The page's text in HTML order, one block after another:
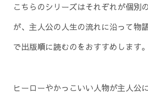
こちらのシリーズはそれぞれが個別
が、主人公の人生の流れに沿って物
で出版順に読むのをおすすめします。
ヒーローやかっこいい人物が主人公